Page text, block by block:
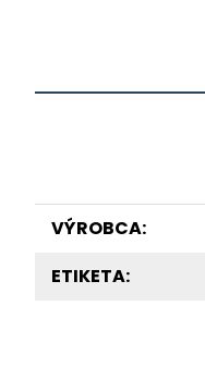
VÝROBCA:
ETIKETA: